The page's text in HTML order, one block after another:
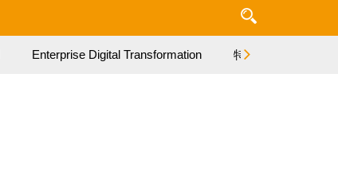
Enterprise Digital Transformation 特集